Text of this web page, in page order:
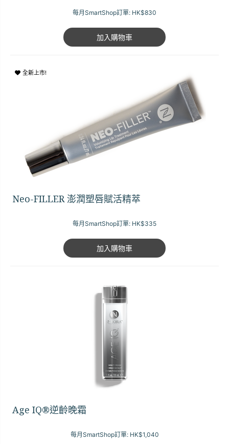
每月SmartShop訂單: HK$830
加入購物車
全新上市!
Neo-FILLER 澎潤塑唇賦活精萃
每月SmartShop訂單: HK$335
加入購物車
Age IQ®逆齡晚霜
每月SmartShop訂單: HK$1,040